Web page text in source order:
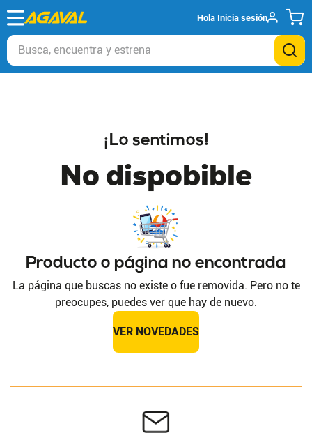
Hola Inicia sesión
Busca, encuentra y estrena
¡Lo sentimos!
No dispobible
Producto o página no encontrada
La página que buscas no existe o fue removida. Pero no te
preocupes, puedes ver que hay de nuevo.
VER NOVEDADES